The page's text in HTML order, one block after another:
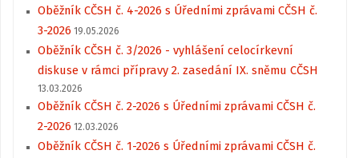
Oběžník CČSH č. 4-2026 s Úředními zprávami CČSH č.
3-2026 19.05.2026
Oběžník CČSH č. 3/2026 - vyhlášení celocírkevní
diskuse v rámci přípravy 2. zasedání IX. sněmu CČSH
13.03.2026
Oběžník CČSH č. 2-2026 s Úředními zprávami CČSH č.
2-2026 12.03.2026
Oběžník CČSH č. 1-2026 s Úředními zprávami CČSH č.